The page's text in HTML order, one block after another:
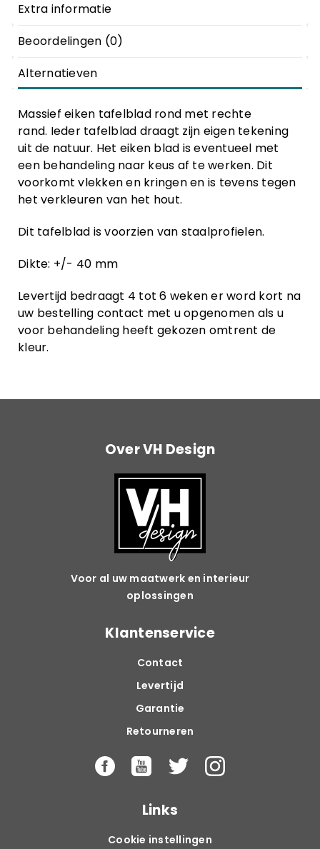
Extra informatie
Beoordelingen (0)
Alternatieven
Massief eiken tafelblad rond met rechte
rand. Ieder tafelblad draagt zijn eigen tekening
uit de natuur. Het eiken blad is eventueel met
een behandeling naar keus af te werken. Dit
voorkomt vlekken en kringen en is tevens tegen
het verkleuren van het hout.
Dit tafelblad is voorzien van staalprofielen.
Dikte: +/- 40 mm
Levertijd bedraagt 4 tot 6 weken er word kort na
uw bestelling contact met u opgenomen als u
voor behandeling heeft gekozen omtrent de
kleur.
Over VH Design
Voor al uw maatwerk en interieur
oplossingen
Klantenservice
Contact
Levertijd
Garantie
Retourneren
Links
Cookie instellingen